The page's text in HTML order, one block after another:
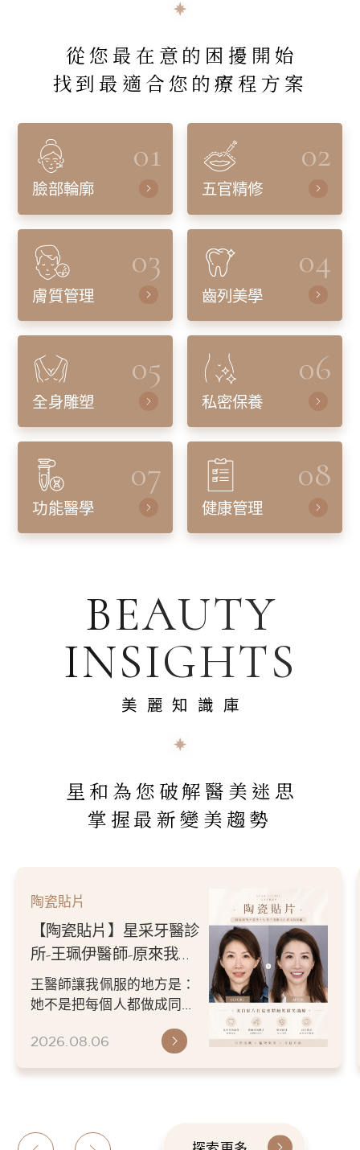
從您最在意的困擾開始
找到最適合您的療程方案
01
臉部輪廓
02
五官精修
03
膚質管理
04
齒列美學
05
全身雕塑
06
私密保養
07
功能醫學
08
健康管理
BEAUTY
INSIGHTS
美麗知識庫
星和為您破解醫美迷思
掌握最新變美趨勢
陶瓷貼片
【陶瓷貼片】星采牙醫診
所-王珮伊醫師-原來我的
不愛笑，只是不喜歡自己
原本的牙齒
王醫師讓我佩服的地方是：
她不是把每個人都做成同一
更適合自己的樣子。 現...
2026.08.06